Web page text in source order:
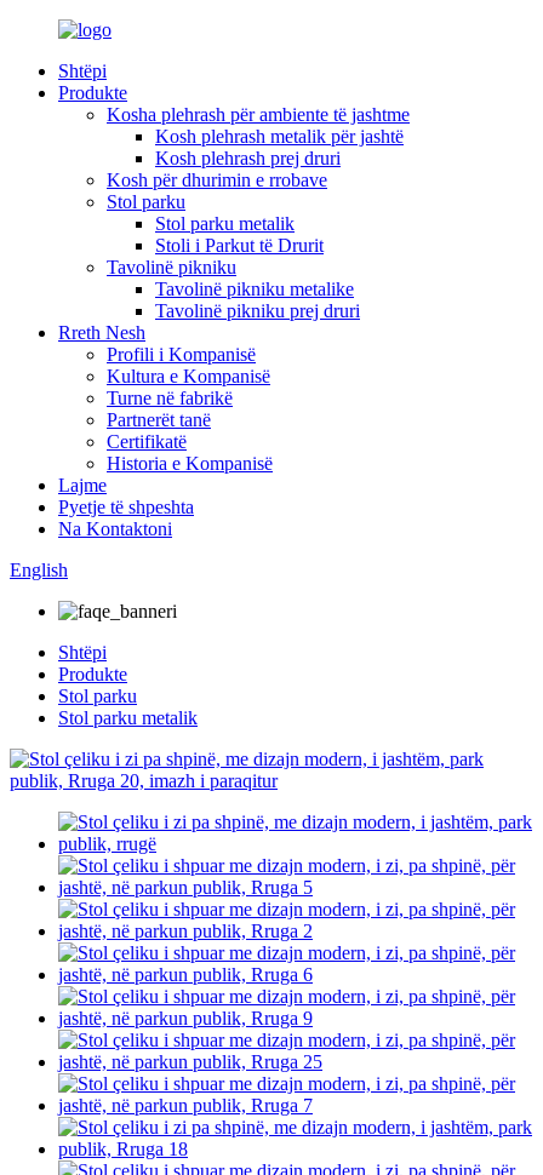
Shtëpi
Produkte
Kosha plehrash për ambiente të jashtme
Kosh plehrash metalik për jashtë
Kosh plehrash prej druri
Kosh për dhurimin e rrobave
Stol parku
Stol parku metalik
Stoli i Parkut të Drurit
Tavolinë pikniku
Tavolinë pikniku metalike
Tavolinë pikniku prej druri
Rreth Nesh
Profili i Kompanisë
Kultura e Kompanisë
Turne në fabrikë
Partnerët tanë
Certifikatë
Historia e Kompanisë
Lajme
Pyetje të shpeshta
Na Kontaktoni
English
Shtëpi
Produkte
Stol parku
Stol parku metalik